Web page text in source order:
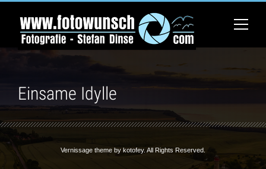
Einsame Idylle
Vernissage theme by kotofey. All Rights Reserved.